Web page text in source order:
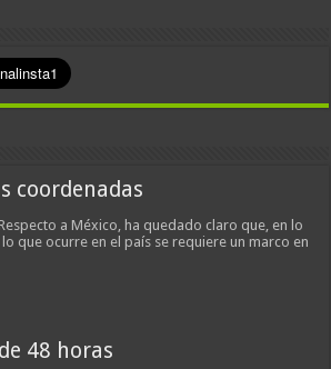
coordenadas
a México, ha quedado claro que, en lo
que ocurre en el país se requiere un marco en
48 horas